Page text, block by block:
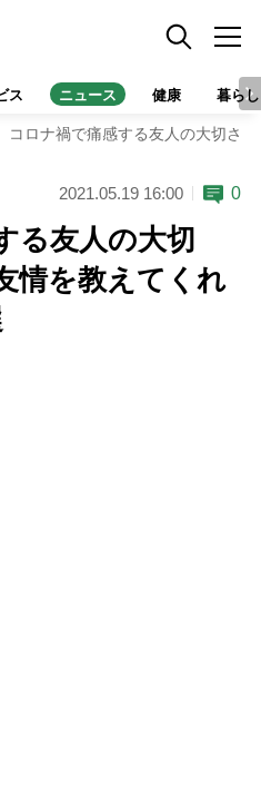
ス ニュース 健康 暮らし
コロナ禍で痛感する友人の大切さ
2021.05.19 16:00 0
る友人の大切
情を教えてくれ